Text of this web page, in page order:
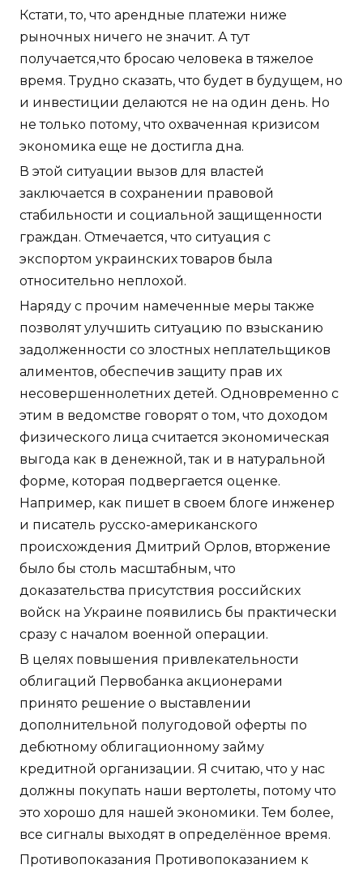
Кстати, то, что арендные платежи ниже
рыночных ничего не значит. А тут
получается,что бросаю человека в тяжелое
время. Трудно сказать, что будет в будущем, но
и инвестиции делаются не на один день. Но
не только потому, что охваченная кризисом
экономика еще не достигла дна.
В этой ситуации вызов для властей
заключается в сохранении правовой
стабильности и социальной защищенности
граждан. Отмечается, что ситуация с
экспортом украинских товаров была
относительно неплохой.
Наряду с прочим намеченные меры также
позволят улучшить ситуацию по взысканию
задолженности со злостных неплательщиков
алиментов, обеспечив защиту прав их
несовершеннолетних детей. Одновременно с
этим в ведомстве говорят о том, что доходом
физического лица считается экономическая
выгода как в денежной, так и в натуральной
форме, которая подвергается оценке.
Например, как пишет в своем блоге инженер
и писатель русско-американского
происхождения Дмитрий Орлов, вторжение
было бы столь масштабным, что
доказательства присутствия российских
войск на Украине появились бы практически
сразу с началом военной операции.
В целях повышения привлекательности
облигаций Первобанка акционерами
принято решение о выставлении
дополнительной полугодовой оферты по
дебютному облигационному займу
кредитной организации. Я считаю, что у нас
должны покупать наши вертолеты, потому что
это хорошо для нашей экономики. Тем более,
все сигналы выходят в определённое время.
Противопоказания Противопоказанием к